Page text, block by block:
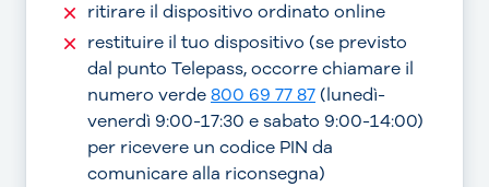
ritirare il dispositivo ordinato online
restituire il tuo dispositivo (se previsto
dal punto Telepass, occorre chiamare il
numero verde800 69 77 87(lunedì-
venerdì 9:00-17:30 e sabato 9:00-14:00)
per ricevere un codice PIN da
comunicare alla riconsegna)